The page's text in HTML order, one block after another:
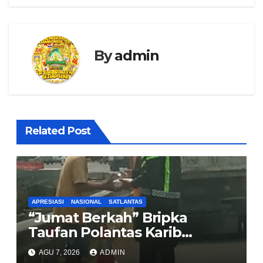
Byadmin
Related Post
APRESIASI NASIONAL SATLANTAS
“Jumat Berkah” Bripka
Taufan Polantas Karib
Bagikan Nasi Kotak untuk
AGU 7, 2026 ADMIN